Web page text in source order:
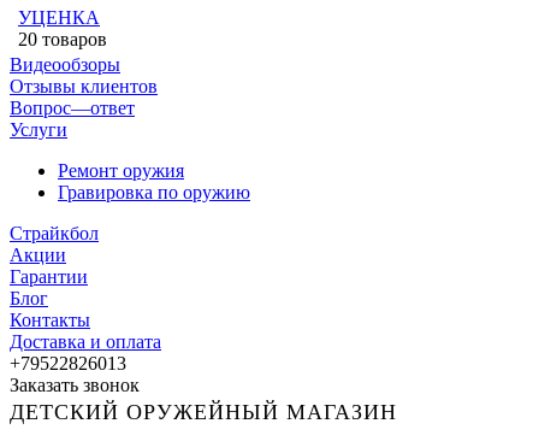
УЦЕНКА
20 товаров
Видеообзоры
Отзывы клиентов
Вопрос—ответ
Услуги
Ремонт оружия
Гравировка по оружию
Страйкбол
Акции
Гарантии
Блог
Контакты
Доставка и оплата
+79522826013
Заказать звонок
ДЕТСКИЙ ОРУЖЕЙНЫЙ МАГАЗИН